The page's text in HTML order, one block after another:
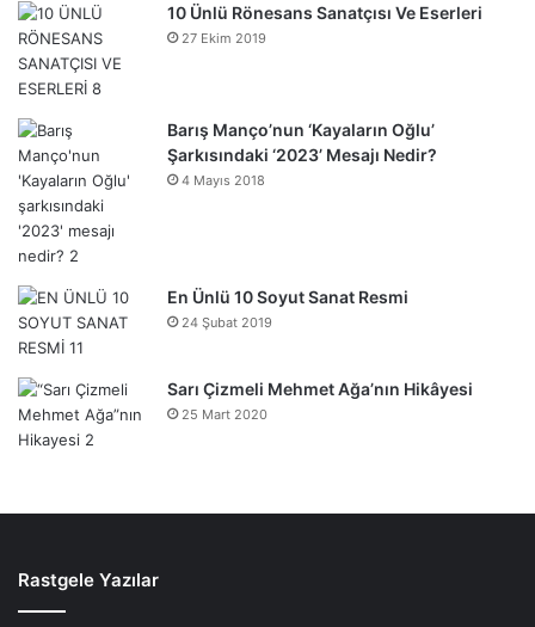
10 Ünlü Rönesans Sanatçısı Ve Eserleri
27 Ekim 2019
Barış Manço’nun ‘Kayaların Oğlu’
Şarkısındaki ‘2023’ Mesajı Nedir?
4 Mayıs 2018
En Ünlü 10 Soyut Sanat Resmi
24 Şubat 2019
Sarı Çizmeli Mehmet Ağa’nın Hikâyesi
25 Mart 2020
Rastgele Yazılar